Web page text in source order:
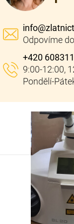
info@
+420